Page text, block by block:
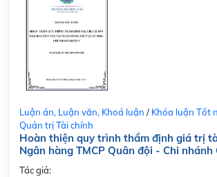
Luận án, Luận văn, Khoá luận / Khóa luận Tốt
Quản trị Tài chính
Hoàn thiện quy trình thẩm định giá trị
Ngân hàng TMCP Quân đội - Chi nhánh
Tác giả: